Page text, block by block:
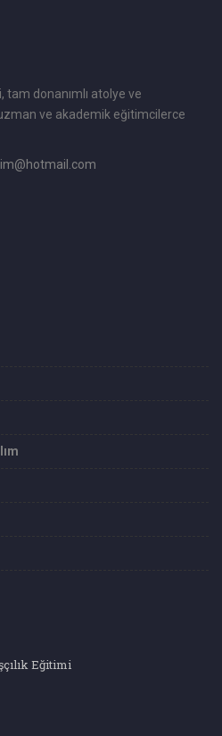
donanımlı atolye ve
ve akademik eğitimcilerce
Eğitimi